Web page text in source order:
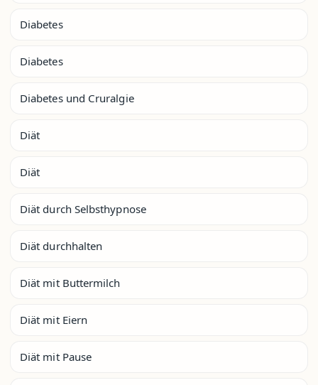
Diabetes
Diabetes
Diabetes und Cruralgie
Diät
Diät
Diät durch Selbsthypnose
Diät durchhalten
Diät mit Buttermilch
Diät mit Eiern
Diät mit Pause